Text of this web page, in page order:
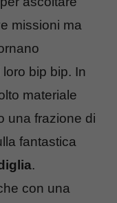
missioni ma
bip bip. In
materiale
una frazione di
fantastica
.
con una